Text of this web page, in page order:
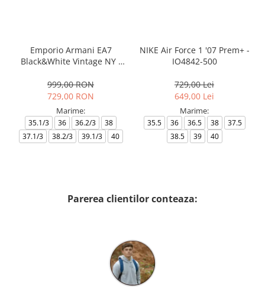
Emporio Armani EA7
Black&White Vintage NY -
999,00 RON
729,00 RON
Marime:
35.1/3 36 36.2/3
38
37.1/3
38.2/3 39.1/3 40
NIKE Air Force 1 '07 Prem+ -
IO4842-500
729,00 Lei
649,00 Lei
Marime:
35.5 36 36.5 38
37.5
38.5
39 40
Parerea clientilor conteaza: